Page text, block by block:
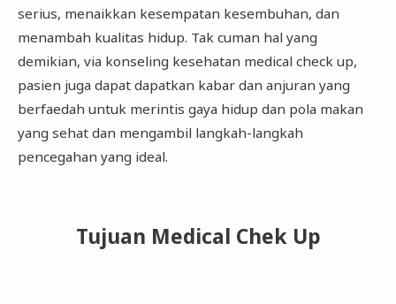
serius, menaikkan kesempatan kesembuhan, dan
menambah kualitas hidup. Tak cuman hal yang
demikian, via konseling kesehatan medical check up,
pasien juga dapat dapatkan kabar dan anjuran yang
berfaedah untuk merintis gaya hidup dan pola makan
yang sehat dan mengambil langkah-langkah
pencegahan yang ideal.
Tujuan Medical Chek Up